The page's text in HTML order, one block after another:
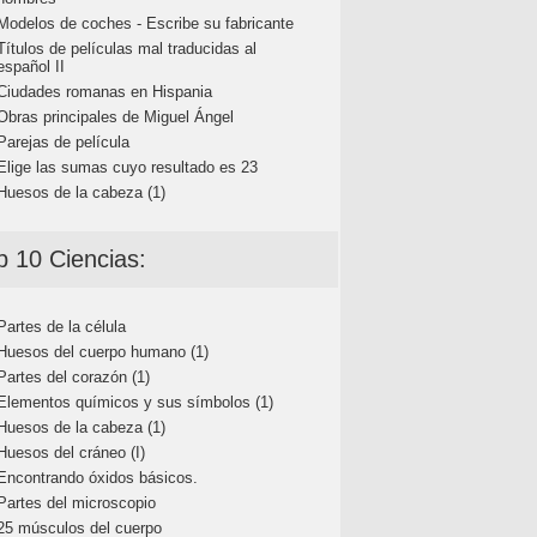
de coches - Escribe su fabricante
de películas mal traducidas al
II
romanas en Hispania
principales de Miguel Ángel
de película
las sumas cuyo resultado es 23
de la cabeza (1)
10 Ciencias:
de la célula
del cuerpo humano (1)
del corazón (1)
químicos y sus símbolos (1)
de la cabeza (1)
del cráneo (I)
óxidos básicos.
del microscopio
músculos del cuerpo